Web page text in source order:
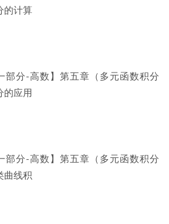
的计算
部分-高数】第五章（多元函数积分
的应用
部分-高数】第五章（多元函数积分
曲线积